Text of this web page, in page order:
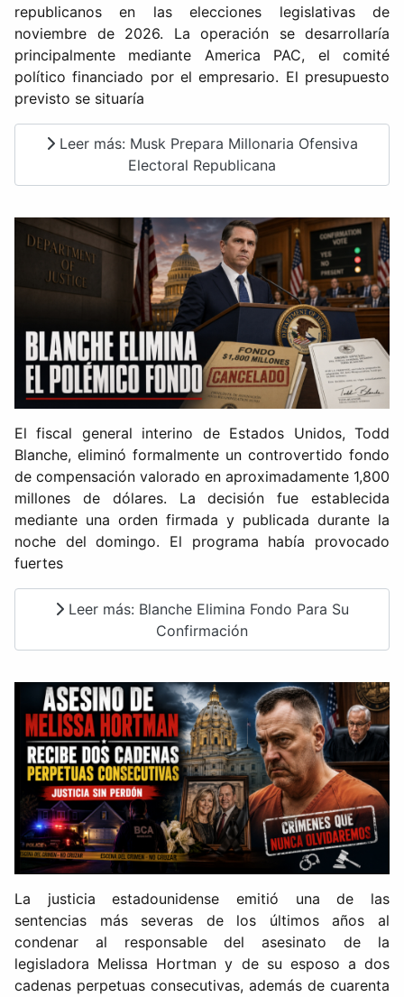
republicanos en las elecciones legislativas de
noviembre de 2026. La operación se desarrollaría
principalmente mediante America PAC, el comité
político financiado por el empresario. El presupuesto
previsto se situaría
Leer más: Musk Prepara Millonaria Ofensiva
Electoral Republicana
El fiscal general interino de Estados Unidos, Todd
Blanche, eliminó formalmente un controvertido fondo
de compensación valorado en aproximadamente 1,800
millones de dólares. La decisión fue establecida
mediante una orden firmada y publicada durante la
noche del domingo. El programa había provocado
fuertes
Leer más: Blanche Elimina Fondo Para Su
Confirmación
La justicia estadounidense emitió una de las
sentencias más severas de los últimos años al
condenar al responsable del asesinato de la
legisladora Melissa Hortman y de su esposo a dos
cadenas perpetuas consecutivas, además de cuarenta